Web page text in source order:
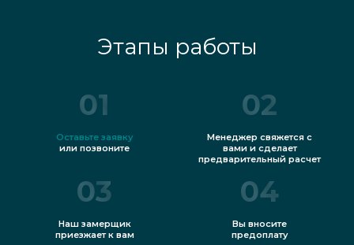
Этапы работы
01
Оставьте заявку
или позвоните
02
Менеджер свяжется с
вами и сделает
предварительный расчет
03
Наш замерщик
приезжает к вам
04
Вы вносите
предоплату